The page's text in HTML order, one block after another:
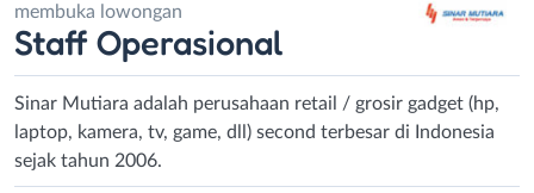
membuka lowongan
Staff Operasional
Sinar Mutiara adalah perusahaan retail / grosir gadget (hp,
laptop, kamera, tv, game, dll) second terbesar di Indonesia
sejak tahun 2006.